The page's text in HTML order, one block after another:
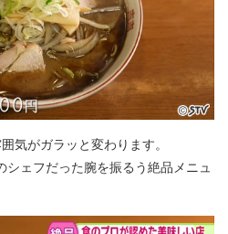
気がガラッと変わります。
シェフだった腕を振るう絶品メニュ